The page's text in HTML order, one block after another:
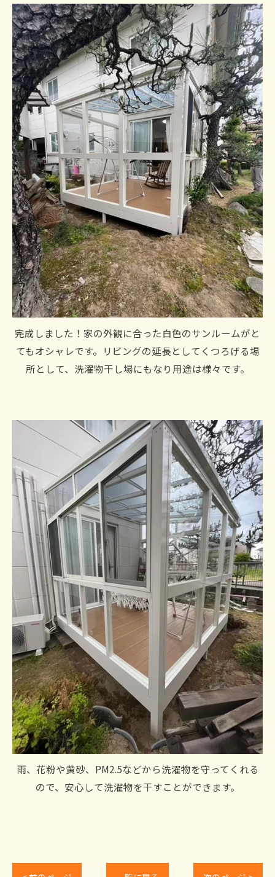
完成しました！家の外観に合った白色のサンルームがと
てもオシャレです。リビングの延長としてくつろげる場
所として、洗濯物干し場にもなり用途は様々です。
雨、花粉や黄砂、PM2.5などから洗濯物を守ってくれる
ので、安心して洗濯物を干すことができます。